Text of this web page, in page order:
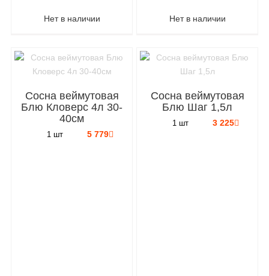
Нет в наличии Нет в наличии
Сосна веймутовая
Блю Кловерс 4л 30-
40см
1 шт 5 779
Сосна веймутовая
Блю Шаг 1,5л
1 шт 3 225